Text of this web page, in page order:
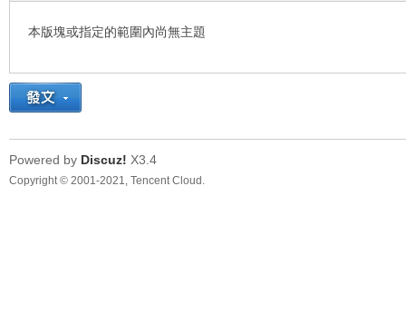
地
本版塊或指定的範圍內尚無主題
Powered by Discuz! X3.4
Copyright © 2001-2021, Tencent Cloud.